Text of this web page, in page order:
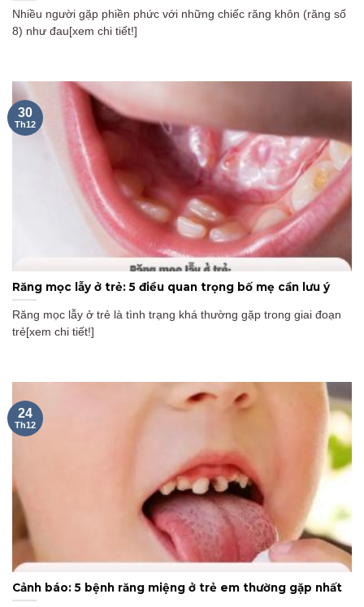
Nhiều người gặp phiền phức với những chiếc răng khôn (răng số
8) như đau[xem chi tiết!]
Răng mọc lẫy ở trẻ: 5 điều quan trọng bố mẹ cần lưu ý
Răng mọc lẫy ở trẻ là tình trạng khá thường gặp trong giai đoạn
trẻ[xem chi tiết!]
30
Th12
Cảnh báo: 5 bệnh răng miệng ở trẻ em thường gặp nhất
24
Th12